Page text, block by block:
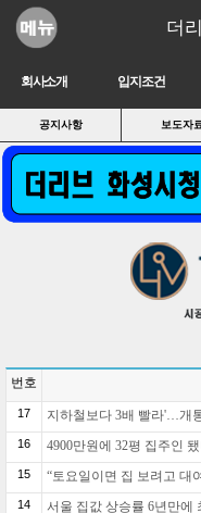
더
회사소개 입지조건
공지사항 보도자
번호
17 지하철보다 3배 빨라'…개
16 4900만원에 32평 집주인
15 “토요일이면 집 보려고 대
14 서울 집값 상승률 6년만